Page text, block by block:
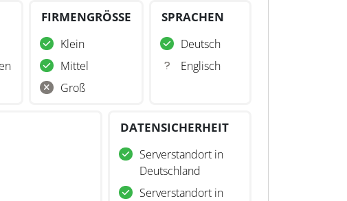
FIRMENGRÖSSE
Klein
Mittel
Groß
SPRACHEN
Deutsch
Englisch
DATENSICHERHEIT
Serverstandort in
Deutschland
Serverstandort in